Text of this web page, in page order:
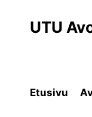
sisältöönUTU
Etusivu